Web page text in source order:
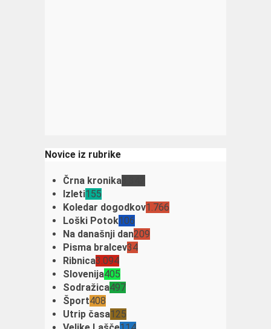
Novice iz rubrike
Črna kronika
Izleti155
Koledar dogodkov1.766
Loški Potok106
Na današnji dan209
Pisma bralcev34
Ribnica3.094
Slovenija405
Sodražica497
Šport408
Utrip časa125